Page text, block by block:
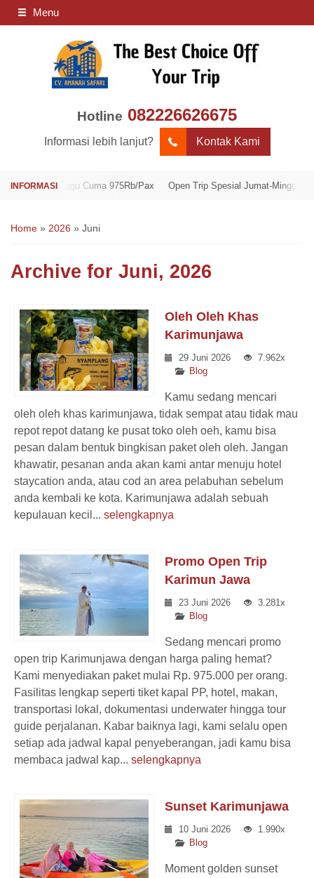
Menu
Hotline 082226626675
Informasi lebih lanjut? Kontak Kami
Minggu Cuma 975Rb/Pax Open Trip Spesial Jumat-Minggu Cuma
Home » 2026 » Juni
Archive for Juni, 2026
Oleh Oleh Khas
Karimunjawa
29 Juni 2026
7.962x
Blog
Kamu sedang mencari
oleh oleh khas karimunjawa, tidak sempat atau tidak mau
repot repot datang ke pusat toko oleh oeh, kamu bisa
pesan dalam bentuk bingkisan paket oleh oleh. Jangan
khawatir, pesanan anda akan kami antar menuju hotel
staycation anda, atau cod an area pelabuhan sebelum
anda kembali ke kota. Karimunjawa adalah sebuah
kepulauan kecil... selengkapnya
Promo Open Trip
Karimun Jawa
23 Juni 2026
3.281x
Blog
Sedang mencari promo
open trip Karimunjawa dengan harga paling hemat?
Kami menyediakan paket mulai Rp. 975.000 per orang.
Fasilitas lengkap seperti tiket kapal PP, hotel, makan,
transportasi lokal, dokumentasi underwater hingga tour
guide perjalanan. Kabar baiknya lagi, kami selalu open
setiap ada jadwal kapal penyeberangan, jadi kamu bisa
membaca jadwal kap... selengkapnya
Sunset Karimunjawa
10 Juni 2026
1.990x
Blog
Moment golden sunset